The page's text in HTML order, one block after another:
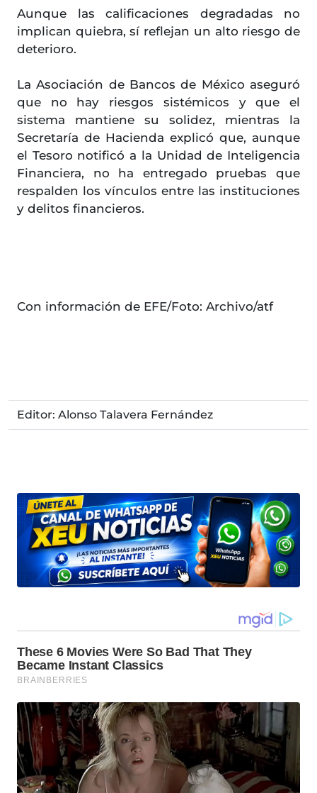
Aunque las calificaciones degradadas no
implican quiebra, sí reflejan un alto riesgo de
deterioro.
La Asociación de Bancos de México aseguró
que no hay riesgos sistémicos y que el
sistema mantiene su solidez, mientras la
Secretaría de Hacienda explicó que, aunque
el Tesoro notificó a la Unidad de Inteligencia
Financiera, no ha entregado pruebas que
respalden los vínculos entre las instituciones
y delitos financieros.
Con información de EFE/Foto: Archivo/atf
Editor: Alonso Talavera Fernández